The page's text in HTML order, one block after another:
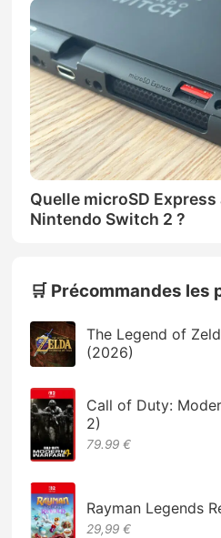
Quelle microSD
Nintendo Switch 2 ?
🛒 Précommandes les
The Legend of
(2026)
Call of Duty:
2)
79.99 €
Rayman Legends
29,99 €